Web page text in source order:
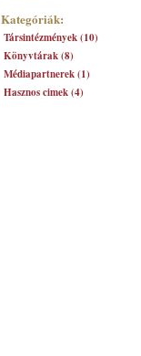
Kategóriák:
Társintézmények (10)
Könyvtárak (8)
Médiapartnerek (1)
Hasznos cimek (4)